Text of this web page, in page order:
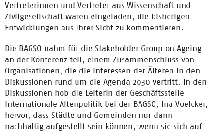
Vertreterinnen und Vertreter aus Wissenschaft und
Zivilgesellschaft waren eingeladen, die bisherigen
Entwicklungen aus ihrer Sicht zu kommentieren.
Die BAGSO nahm für die Stakeholder Group on Ageing
an der Konferenz teil, einem Zusammenschluss von
Organisationen, die die Interessen der Älteren in den
Diskussionen rund um die Agenda 2030 vertritt. In den
Diskussionen hob die Leiterin der Geschäftsstelle
Internationale Altenpolitik bei der BAGSO, Ina Voelcker,
hervor, dass Städte und Gemeinden nur dann
nachhaltig aufgestellt sein können, wenn sie sich auf